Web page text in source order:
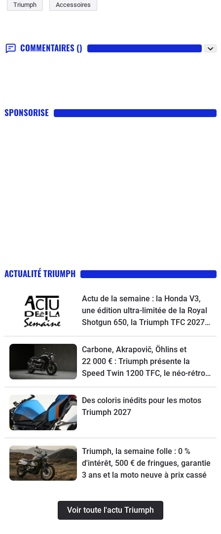
Triumph Accessoires
COMMENTAIRES ()
SPONSORISE
ACTUALITÉ TRIUMPH
Actu de la semaine : la Honda V3,
une édition ultra-limitée de la Royal
Shotgun 650, la Triumph TFC 2027,
un petit trail Hero et la Macbor
Shifter 125 EVO à l’essai
Carbone, Akrapovič, Öhlins et
22 000 € : Triumph présente la
Speed Twin 1200 TFC, le néo-rétro
ultime
Des coloris inédits pour les motos
Triumph 2027
Triumph, la semaine folle : 0 %
d'intérêt, 500 € de fringues, garantie
3 ans et la moto neuve à prix cassé
Voir toute l'actu Triumph